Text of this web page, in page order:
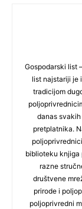
Gospodarski list
list najstariji je
tradicijom
danas
pretplatnika.
biblioteku knjiga
razne
društvene
prirode i
poljoprivredni